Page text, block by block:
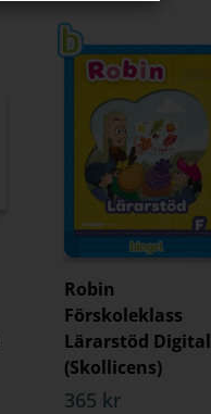
Robin
Förskoleklass
Lärarstöd Digital
(Skollicens)
365 kr